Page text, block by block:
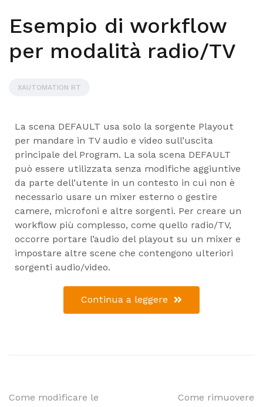
Esempio di workflow
per modalità radio/TV
XAUTOMATION RT
La scena DEFAULT usa solo la sorgente Playout
per mandare in TV audio e video sull’uscita
principale del Program. La sola scena DEFAULT
può essere utilizzata senza modifiche aggiuntive
da parte dell’utente in un contesto in cui non è
necessario usare un mixer esterno o gestire
camere, microfoni e altre sorgenti. Per creare un
workflow più complesso, come quello radio/TV,
occorre portare l’audio del playout su un mixer e
impostare altre scene che contengono ulteriori
sorgenti audio/video.
Continua a leggere
Come modificare le
Come rimuovere